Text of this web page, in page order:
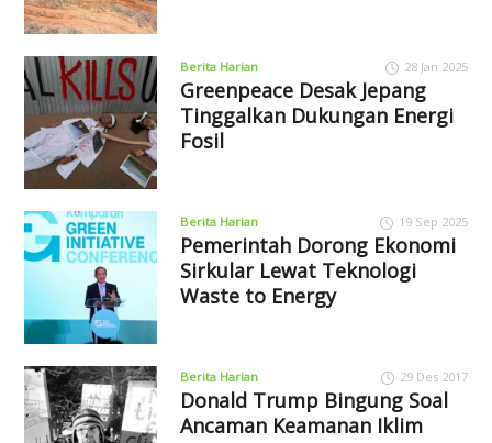
Berita Harian 28 Jan 2025
Greenpeace Desak Jepang
Tinggalkan Dukungan Energi
Fosil
Berita Harian 19 Sep 2025
Pemerintah Dorong Ekonomi
Sirkular Lewat Teknologi
Waste to Energy
Berita Harian 29 Des 2017
Donald Trump Bingung Soal
Ancaman Keamanan Iklim